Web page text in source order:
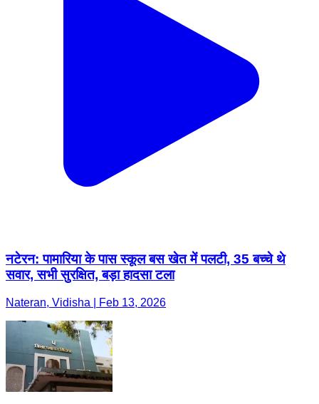
नटेरन: पामारिया के पास स्कूल बस खेत में पलटी, 35 बच्चे थे
सवार, सभी सुरक्षित, बड़ा हादसा टला
Nateran, Vidisha | Feb 13, 2026